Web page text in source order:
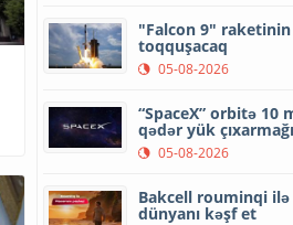
"Falcon 9"
toqquşacaq
05-08-2026
“SpaceX” orbitə 10
qədər yük
05-08-2026
Bakcell rouminqi
dünyanı kəşf et